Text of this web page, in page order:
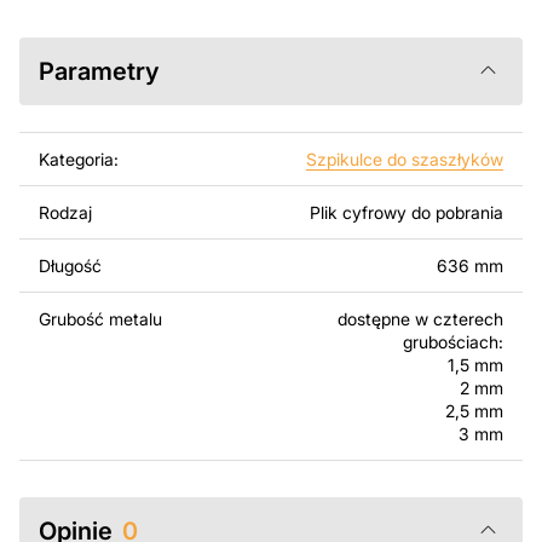
SolidWorks lub innych narzędzi do edycji wektorowej.
Korzystając z tych plików możesz przy pomocy
zaprojektowane z myślą o nowoczesnej estetyce i
swoim projektem.
Można używać tych plików do tworzenia gotowych
produktów zarówno do użytku osobistego, jak i
komercyjnego, w tym do sprzedaży produktów
wykonanych na podstawie tych projektów. Należy
jednak pamiętać, że odsprzedaż lub udostępnianie
oryginalnych bądź zmodyfikowanych plików jest
Za dodatkową opłatą możemy dostosować projekt
poprzez dodanie tekstu, obrazów lub logo Twojej firmy
Parametry
Kategoria: Szpikulce do szaszłyków
Rodzaj Plik cyfrowy do pobrania
Długość 636 mm
Grubość metalu
dostępne w czterech
grubościach:
1,5 mm
2 mm
2,5 mm
3 mm
Opinie 0